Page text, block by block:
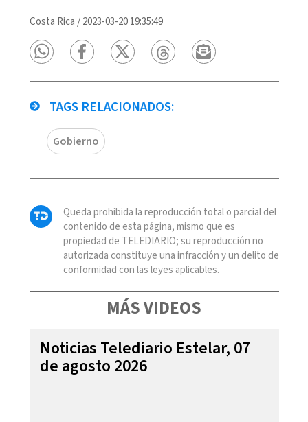
Costa Rica /2023-03-20 19:35:49
TAGS RELACIONADOS:
Gobierno
Queda prohibida la reproducción total o parcial del
contenido de esta página, mismo que es
propiedad de TELEDIARIO; su reproducción no
autorizada constituye una infracción y un delito de
conformidad con las leyes aplicables.
MÁS VIDEOS
Noticias Telediario Estelar, 07
de agosto 2026